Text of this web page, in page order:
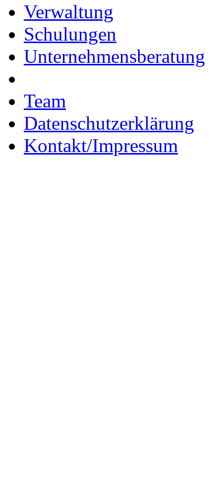
Verwaltung
Schulungen
Unternehmensberatung
Team
Datenschutzerklärung
Kontakt/Impressum